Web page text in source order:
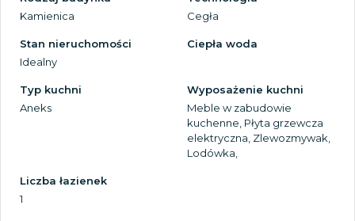
Kamienica
Cegła
Stan nieruchomości
Idealny
Ciepła woda
Typ kuchni
Aneks
Wyposażenie kuchni
Meble w zabudowie
kuchenne, Płyta grzewcza
elektryczna, Zlewozmywak,
Lodówka,
Liczba łazienek
1